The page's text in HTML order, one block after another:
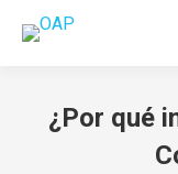
¿Por qué